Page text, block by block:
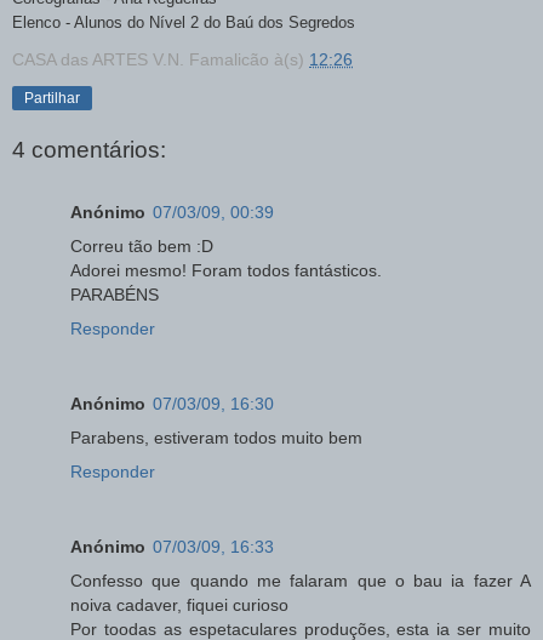
Elenco - Alunos do Nível 2 do Baú dos Segredos
CASA das ARTES V.N. Famalicão à(s) 12:26
Partilhar
4 comentários:
Anónimo 07/03/09, 00:39
Correu tão bem :D
Adorei mesmo! Foram todos fantásticos.
PARABÉNS
Responder
Anónimo 07/03/09, 16:30
Parabens, estiveram todos muito bem
Responder
Anónimo 07/03/09, 16:33
Confesso que quando me falaram que o bau ia fazer A
noiva cadaver, fiquei curioso
Por toodas as espetaculares produções, esta ia ser muito